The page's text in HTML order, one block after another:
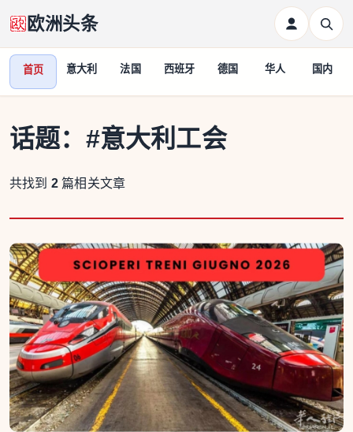
欧洲头条
首页 意大利 法国 西班牙 德国 华人 国内
话题： #意大利工会
共找到 2 篇相关文章